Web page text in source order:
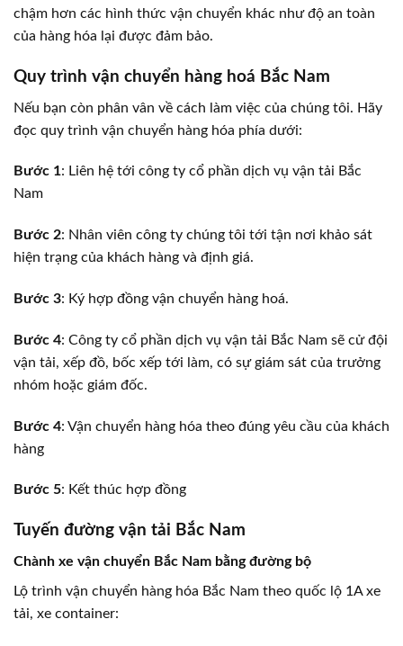
chậm hơn các hình thức vận chuyển khác như độ an toàn
của hàng hóa lại được đảm bảo.
Quy trình vận chuyển hàng hoá Bắc Nam
Nếu bạn còn phân vân về cách làm việc của chúng tôi. Hãy
đọc quy trình vận chuyển hàng hóa phía dưới:
Bước 1: Liên hệ tới công ty cổ phần dịch vụ vận tải Bắc
Nam
Bước 2: Nhân viên công ty chúng tôi tới tận nơi khảo sát
hiện trạng của khách hàng và định giá.
Bước 3: Ký hợp đồng vận chuyển hàng hoá.
Bước 4: Công ty cổ phần dịch vụ vận tải Bắc Nam sẽ cử đội
vận tải, xếp đồ, bốc xếp tới làm, có sự giám sát của trưởng
nhóm hoặc giám đốc.
Bước 4: Vận chuyển hàng hóa theo đúng yêu cầu của khách
hàng
Bước 5: Kết thúc hợp đồng
Tuyến đường vận tải Bắc Nam
Chành xe vận chuyển Bắc Nam bằng đường bộ
Lộ trình vận chuyển hàng hóa Bắc Nam theo quốc lộ 1A xe
tải, xe container: